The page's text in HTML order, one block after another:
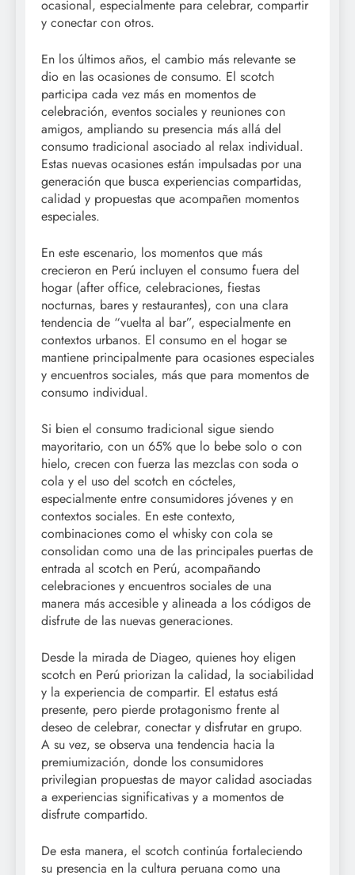
ocasional, especialmente para celebrar, compartir
y conectar con otros.
En los últimos años, el cambio más relevante se
dio en las ocasiones de consumo. El scotch
participa cada vez más en momentos de
celebración, eventos sociales y reuniones con
amigos, ampliando su presencia más allá del
consumo tradicional asociado al relax individual.
Estas nuevas ocasiones están impulsadas por una
generación que busca experiencias compartidas,
calidad y propuestas que acompañen momentos
especiales.
En este escenario, los momentos que más
crecieron en Perú incluyen el consumo fuera del
hogar (after office, celebraciones, fiestas
nocturnas, bares y restaurantes), con una clara
tendencia de “vuelta al bar”, especialmente en
contextos urbanos. El consumo en el hogar se
mantiene principalmente para ocasiones especiales
y encuentros sociales, más que para momentos de
consumo individual.
Si bien el consumo tradicional sigue siendo
mayoritario, con un 65% que lo bebe solo o con
hielo, crecen con fuerza las mezclas con soda o
cola y el uso del scotch en cócteles,
especialmente entre consumidores jóvenes y en
contextos sociales. En este contexto,
combinaciones como el whisky con cola se
consolidan como una de las principales puertas de
entrada al scotch en Perú, acompañando
celebraciones y encuentros sociales de una
manera más accesible y alineada a los códigos de
disfrute de las nuevas generaciones.
Desde la mirada de Diageo, quienes hoy eligen
scotch en Perú priorizan la calidad, la sociabilidad
y la experiencia de compartir. El estatus está
presente, pero pierde protagonismo frente al
deseo de celebrar, conectar y disfrutar en grupo.
A su vez, se observa una tendencia hacia la
premiumización, donde los consumidores
privilegian propuestas de mayor calidad asociadas
a experiencias significativas y a momentos de
disfrute compartido.
De esta manera, el scotch continúa fortaleciendo
su presencia en la cultura peruana como una